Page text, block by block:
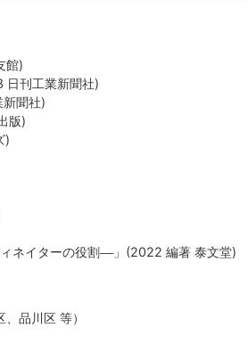
館)
日刊工業新聞社)
新聞社)
版)
)
ネイターの役割― 」(2022 編著 泰文堂)
品川区 等）